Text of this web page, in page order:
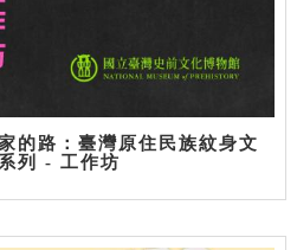
的路：臺灣原住民族紋身文
列 - 工作坊